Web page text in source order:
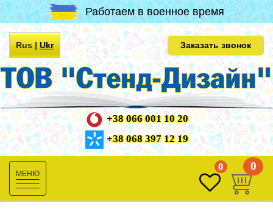
Работаем в военное время
Rus|Ukr Заказать звонок
+38 066 001 10 20
+38 068 397 12 19
Toggle
navigation
0 0